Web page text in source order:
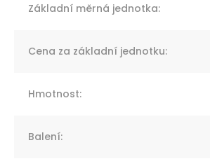
Základní měrná jednotka:
Cena za základní jednotku:
Hmotnost:
Balení: